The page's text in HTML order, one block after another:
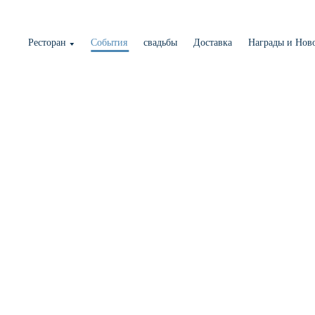
Ресторан События свадьбы Доставка Награды и